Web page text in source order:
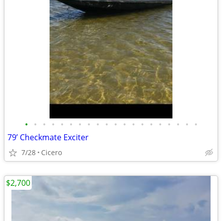
• • • • • • • • • • • • • • • • • • • •
79’ Checkmate Exciter
7/28 Cicero
$2,700